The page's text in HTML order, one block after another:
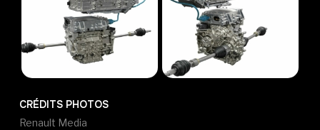
CRÉDITS PHOTOS
Renault Media